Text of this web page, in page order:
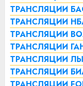
ТРАНСЛЯЦИИ
ТРАНСЛЯЦИИ
ТРАНСЛЯЦИИ
ТРАНСЛЯЦИИ
ТРАНСЛЯЦИИ
ТРАНСЛЯЦИИ